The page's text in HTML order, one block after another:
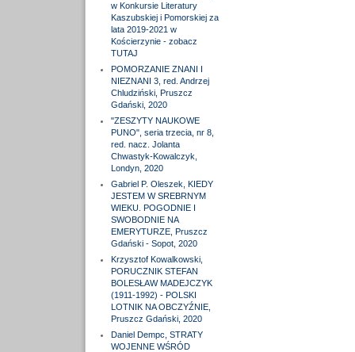
w Konkursie Literatury
Kaszubskiej i Pomorskiej za
lata 2019-2021 w
Kościerzynie - zobacz
TUTAJ
POMORZANIE ZNANI I
NIEZNANI 3, red. Andrzej
Chludziński, Pruszcz
Gdański, 2020
"ZESZYTY NAUKOWE
PUNO", seria trzecia, nr 8,
red. nacz. Jolanta
Chwastyk-Kowalczyk,
Londyn, 2020
Gabriel P. Oleszek, KIEDY
JESTEM W SREBRNYM
WIEKU. POGODNIE I
SWOBODNIE NA
EMERYTURZE, Pruszcz
Gdański - Sopot, 2020
Krzysztof Kowalkowski,
PORUCZNIK STEFAN
BOLESŁAW MADEJCZYK
(1911-1992) - POLSKI
LOTNIK NA OBCZYŹNIE,
Pruszcz Gdański, 2020
Daniel Dempc, STRATY
WOJENNE WŚRÓD